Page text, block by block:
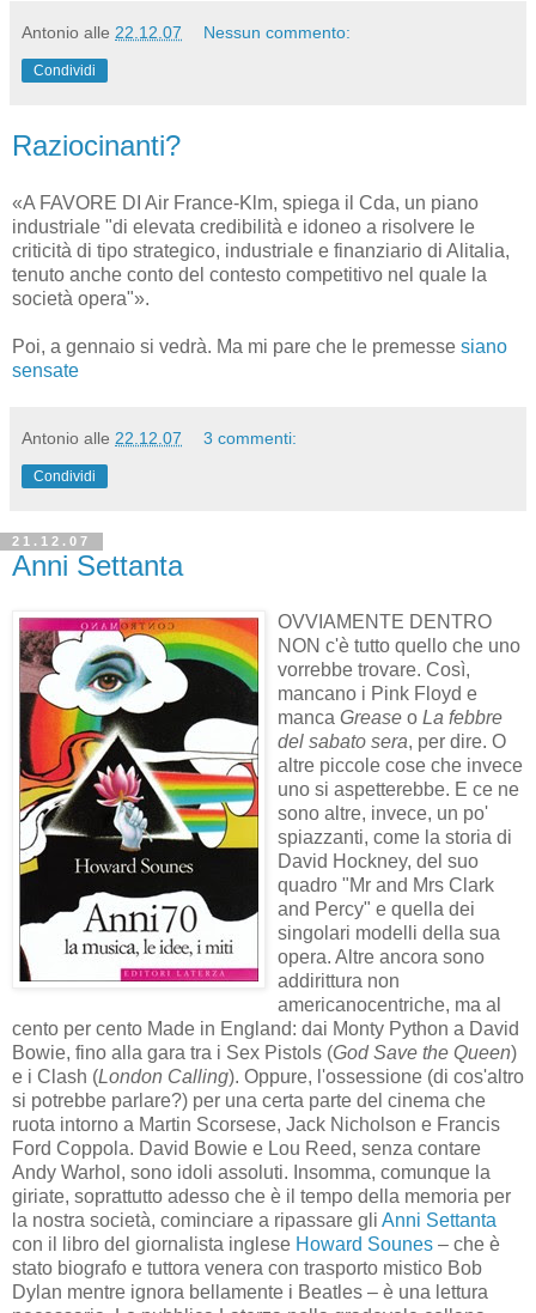
Antonio alle 22.12.07 Nessun commento:
Condividi
Raziocinanti?
«A FAVORE DI Air France-Klm, spiega il Cda, un piano
industriale "di elevata credibilità e idoneo a risolvere le
criticità di tipo strategico, industriale e finanziario di Alitalia,
tenuto anche conto del contesto competitivo nel quale la
società opera"».
Poi, a gennaio si vedrà. Ma mi pare che le premesse siano
sensate
Antonio alle 22.12.07 3 commenti:
Condividi
21.12.07
Anni Settanta
OVVIAMENTE DENTRO
NON c'è tutto quello che uno
vorrebbe trovare. Così,
mancano i Pink Floyd e
manca Grease o La febbre
del sabato sera, per dire. O
altre piccole cose che invece
uno si aspetterebbe. E ce ne
sono altre, invece, un po'
spiazzanti, come la storia di
David Hockney, del suo
quadro "Mr and Mrs Clark
and Percy" e quella dei
singolari modelli della sua
opera. Altre ancora sono
addirittura non
americanocentriche, ma al
cento per cento Made in England: dai Monty Python a David
Bowie, fino alla gara tra i Sex Pistols (God Save the Queen)
e i Clash (London Calling). Oppure, l'ossessione (di cos'altro
si potrebbe parlare?) per una certa parte del cinema che
ruota intorno a Martin Scorsese, Jack Nicholson e Francis
Ford Coppola. David Bowie e Lou Reed, senza contare
Andy Warhol, sono idoli assoluti. Insomma, comunque la
giriate, soprattutto adesso che è il tempo della memoria per
la nostra società, cominciare a ripassare gli Anni Settanta
con il libro del giornalista inglese Howard Sounes – che è
stato biografo e tuttora venera con trasporto mistico Bob
Dylan mentre ignora bellamente i Beatles – è una lettura